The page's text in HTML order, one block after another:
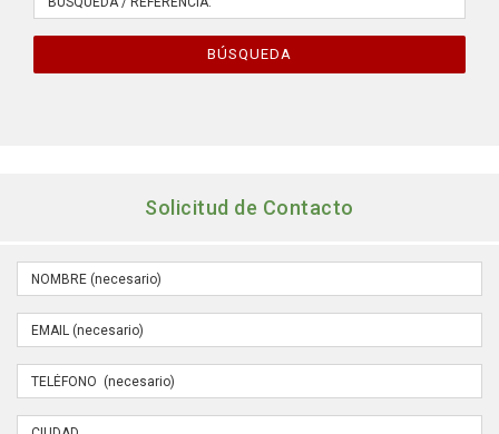
BÚSQUEDA
Solicitud de Contacto